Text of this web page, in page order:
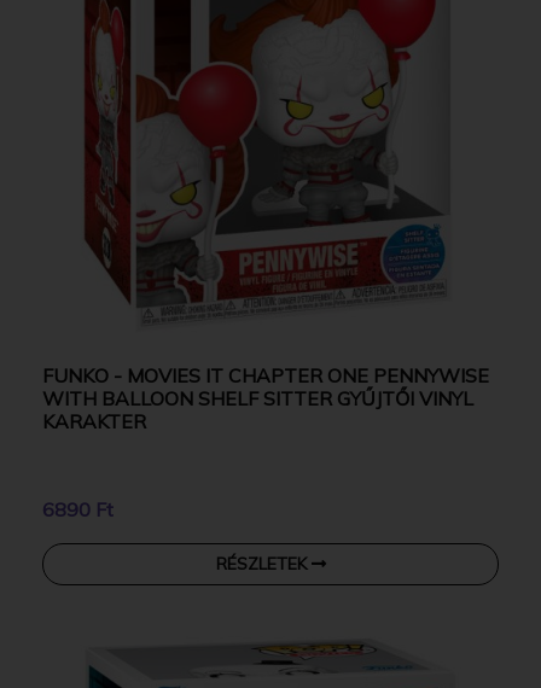
FUNKO - MOVIES IT CHAPTER ONE PENNYWISE
WITH BALLOON SHELF SITTER GYŰJTŐI VINYL
KARAKTER
6890 Ft
RÉSZLETEK